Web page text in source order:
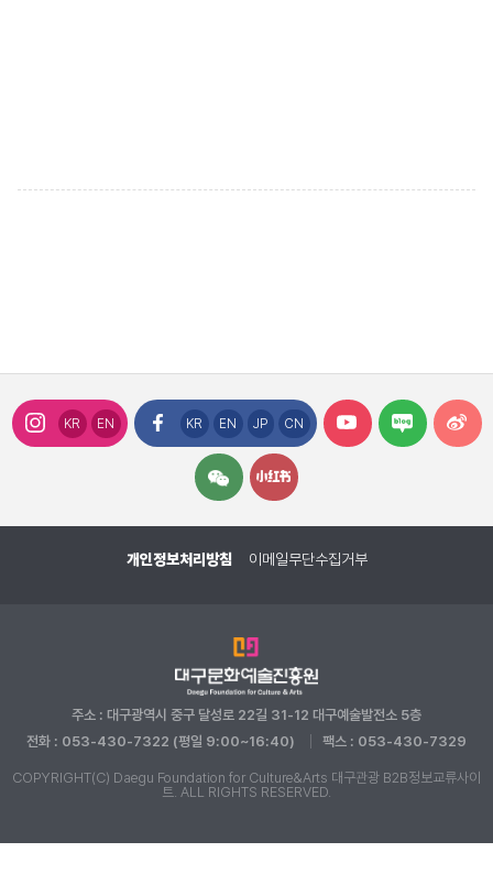
KR EN KR EN JP CN
개인정보처리방침 이메일무단수집거부
주소 : 대구광역시 중구 달성로 22길 31-12 대구예술발전소 5층
전화 : 053-430-7322 (평일 9:00~16:40)
팩스 : 053-430-7329
COPYRIGHT(C) Daegu Foundation for Culture&Arts 대구관광 B2B정보교류사이
트. ALL RIGHTS RESERVED.